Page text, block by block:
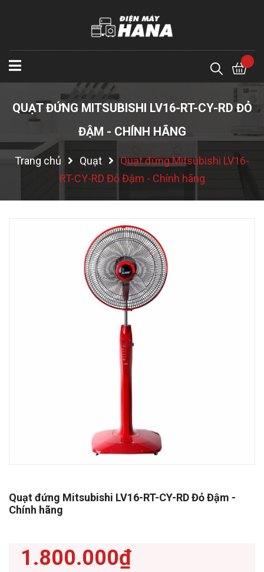
QUẠT ĐỨNG MITSUBISHI LV16-RT-CY-RD ĐỎ
ĐẬM - CHÍNH HÃNG
Trang chủ Quạt
Quạt đứng Mitsubishi LV16-
RT-CY-RD Đỏ Đậm - Chính hãng
Quạt đứng Mitsubishi LV16-RT-CY-RD Đỏ Đậm -
Chính hãng
1.800.000₫